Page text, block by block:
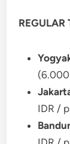
REGULAR
IDR /